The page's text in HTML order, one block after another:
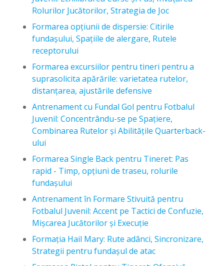
Rolurilor Jucătorilor, Strategia de Joc
Formarea opțiunii de dispersie: Citirile
fundașului, Spațiile de alergare, Rutele
receptorului
Formarea excursiilor pentru tineri pentru a
suprasolicita apărările: varietatea rutelor,
distanțarea, ajustările defensive
Antrenament cu Fundal Gol pentru Fotbalul
Juvenil: Concentrându-se pe Spațiere,
Combinarea Rutelor și Abilitățile Quarterback-
ului
Formarea Single Back pentru Tineret: Pas
rapid - Timp, opțiuni de traseu, rolurile
fundașului
Antrenament în Formare Stivuită pentru
Fotbalul Juvenil: Accent pe Tactici de Confuzie,
Mișcarea Jucătorilor și Execuție
Formația Hail Mary: Rute adânci, Sincronizare,
Strategii pentru fundașul de atac